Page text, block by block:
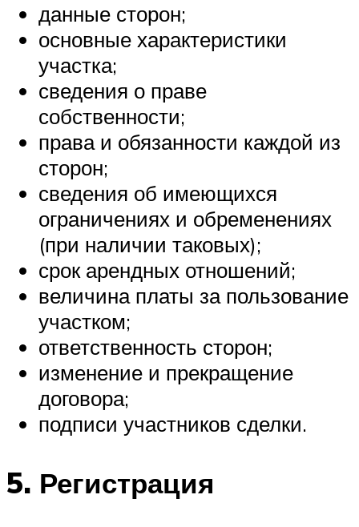
данные сторон;
основные характеристики
участка;
сведения о праве
собственности;
права и обязанности каждой из
сторон;
сведения об имеющихся
ограничениях и обременениях
(при наличии таковых);
срок арендных отношений;
величина платы за пользование
участком;
ответственность сторон;
изменение и прекращение
договора;
подписи участников сделки.
5. Регистрация